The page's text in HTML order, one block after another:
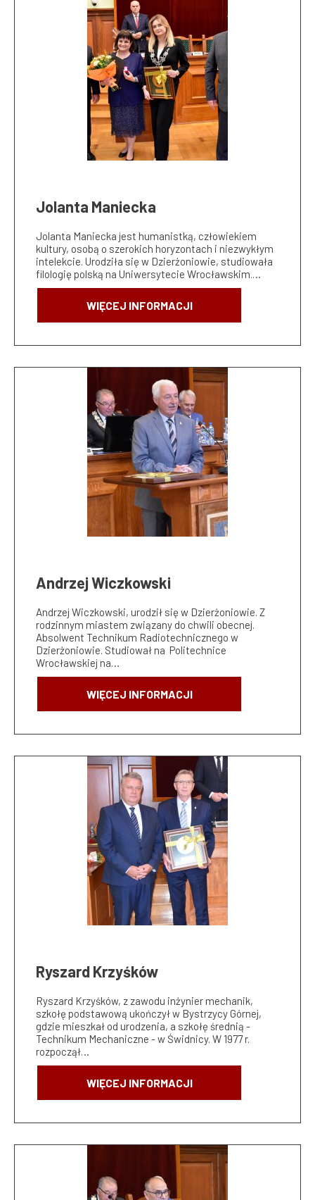
Jolanta Maniecka
Jolanta Maniecka jest humanistką, człowiekiem
kultury, osobą o szerokich horyzontach i niezwykłym
intelekcie. Urodziła się w Dzierżoniowie, studiowała
filologię polską na Uniwersytecie Wrocławskim.…
WIĘCEJ INFORMACJI
Andrzej Wiczkowski
Andrzej Wiczkowski, urodził się w Dzierżoniowie. Z
rodzinnym miastem związany do chwili obecnej.
Absolwent Technikum Radiotechnicznego w
Dzierżoniowie. Studiował na Politechnice
Wrocławskiej na…
WIĘCEJ INFORMACJI
Ryszard Krzyśków
Ryszard Krzyśków, z zawodu inżynier mechanik,
szkołę podstawową ukończył w Bystrzycy Górnej,
gdzie mieszkał od urodzenia, a szkołę średnią -
Technikum Mechaniczne - w Świdnicy. W 1977 r.
rozpoczął…
WIĘCEJ INFORMACJI